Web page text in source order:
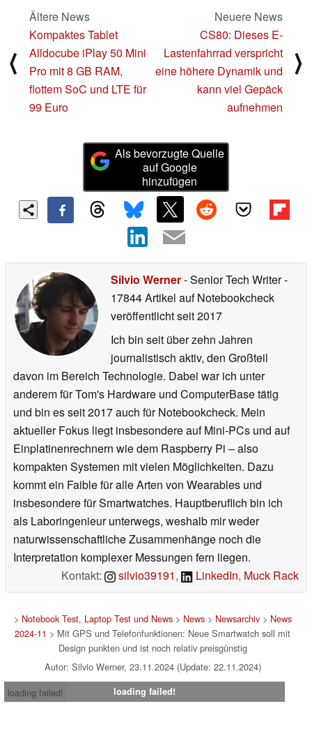
⟨
Ältere News
Kompaktes Tablet
Alldocube iPlay 50 Mini
Pro mit 8 GB RAM,
flottem SoC und LTE für
99 Euro
Neuere News
CS80: Dieses E-
Lastenfahrrad verspricht
eine höhere Dynamik und
kann viel Gepäck
aufnehmen
⟩
Als bevorzugte Quelle
auf Google
hinzufügen
Silvio Werner- Senior Tech Writer-
17844 Artikel auf Notebookcheck
veröffentlichtseit 2017
Ich bin seit über zehn Jahren
journalistisch aktiv, den Großteil
davon im Bereich Technologie. Dabei war ich unter
anderem für Tom's Hardware und ComputerBase tätig
und bin es seit 2017 auch für Notebookcheck. Mein
aktueller Fokus liegt insbesondere auf Mini-PCs und auf
Einplatinenrechnern wie dem Raspberry Pi – also
kompakten Systemen mit vielen Möglichkeiten. Dazu
kommt ein Faible für alle Arten von Wearables und
insbesondere für Smartwatches. Hauptberuflich bin ich
als Laboringenieur unterwegs, weshalb mir weder
naturwissenschaftliche Zusammenhänge noch die
Interpretation komplexer Messungen fern liegen.
Kontakt:
silvio39191, LinkedIn, Muck Rack
> Notebook Test, Laptop Test und News> News> Newsarchiv> News
2024-11 > Mit GPS und Telefonfunktionen: Neue Smartwatch soll mit
Design punkten und ist noch relativ preisgünstig
Autor: Silvio Werner, 23.11.2024 (Update: 22.11.2024)
loading failed!
loading failed!